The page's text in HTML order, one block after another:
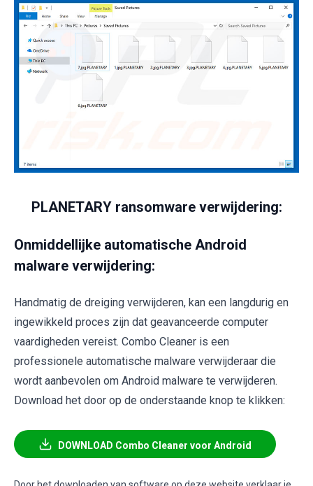
PLANETARY ransomware verwijdering:
Onmiddellijke automatische Android
malware verwijdering:
Handmatig de dreiging verwijderen, kan een langdurig en
ingewikkeld proces zijn dat geavanceerde computer
vaardigheden vereist. Combo Cleaner is een
professionele automatische malware verwijderaar die
wordt aanbevolen om Android malware te verwijderen.
Download het door op de onderstaande knop te klikken:
DOWNLOAD Combo Cleaner voor Android